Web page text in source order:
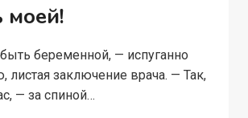
моей!
беременной, — испуганно
листая заключение врача. — Так,
— за спиной…